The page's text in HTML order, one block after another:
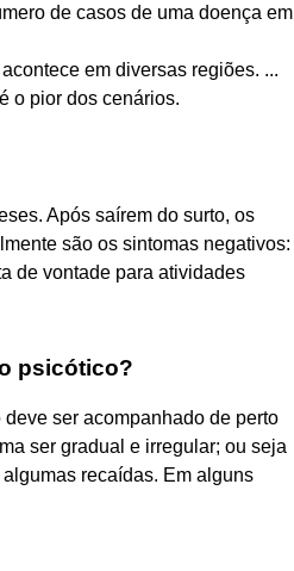
de casos de uma doença em
em diversas regiões. ...
o pior dos cenários.
Após saírem do surto, os
são os sintomas negativos:
de vontade para atividades
psicótico?
ser acompanhado de perto
ser gradual e irregular; ou seja
recaídas. Em alguns